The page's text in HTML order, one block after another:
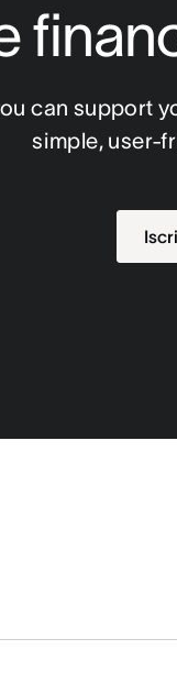
can support
simple, user-